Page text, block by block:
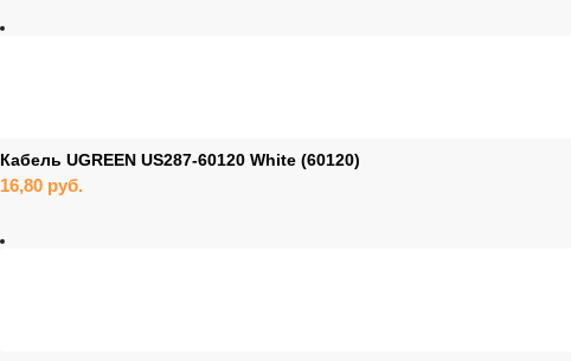
Кабель UGREEN US287-60120 White (60120)
16,80 руб.